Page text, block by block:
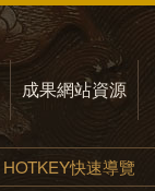
成果網站資源
HOTKEY快速導覽